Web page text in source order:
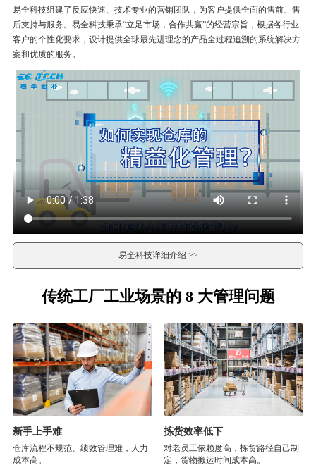
易全科技组建了反应快速、技术专业的营销团队，为客户提供全面的售前、售
后支持与服务。易全科技秉承“立足市场，合作共赢”的经营宗旨，根据各行业
客户的个性化要求，设计提供全球最先进理念的产品全过程追溯的系统解决方
案和优质的服务。
易全科技详细介绍 >>
传统工厂工业场景的 8 大管理问题
新手上手难
仓库流程不规范、绩效管理难，人力
成本高。
拣货效率低下
对老员工依赖度高，拣货路径自己制
定，货物搬运时间成本高。